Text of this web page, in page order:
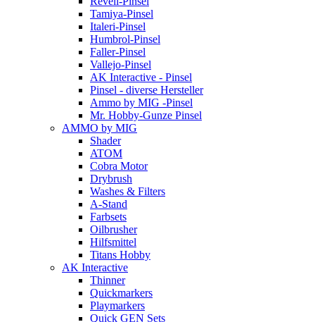
Tamiya-Pinsel
Italeri-Pinsel
Humbrol-Pinsel
Faller-Pinsel
Vallejo-Pinsel
AK Interactive - Pinsel
Pinsel - diverse Hersteller
Ammo by MIG -Pinsel
Mr. Hobby-Gunze Pinsel
AMMO by MIG
Shader
ATOM
Cobra Motor
Drybrush
Washes & Filters
A-Stand
Farbsets
Oilbrusher
Hilfsmittel
Titans Hobby
AK Interactive
Thinner
Quickmarkers
Playmarkers
Quick GEN Sets